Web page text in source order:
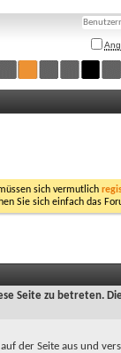
sich vermutlich
Sie sich einfach das
Seite zu betreten.
der Seite aus und